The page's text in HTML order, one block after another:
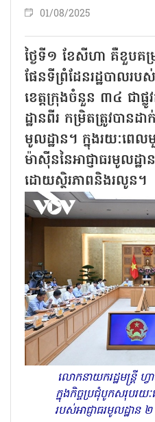
01/08/2025
ថ្ងៃទី១ ខែសីហា គឺខួបគ
ផែនទីព្រំដែនរដ្ឋបាល
ខេត្តក្រុងចំនួន ៣៤ ជាផ្លូ
ដ្ឋានពីរ កម្រិតត្រូវបានដ
មូលដ្ឋាន។ ក្នុងរយៈពេ
ម៉ាស៊ីននៃអាជ្ញាធរមូលដ្ឋ
ដោយស្ថិរភាពនិងរលូន។
លោកនាយករដ្ឋមន្ត្រី ហ្
ក្នុងកិច្ចប្រជុំបូកសរុបរយ
របស់អាជ្ញាធរមូលដ្ឋាន